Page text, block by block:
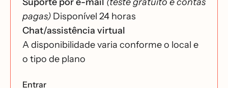
pagas) Disponível 24 horas
Chat/assistência virtual
A disponibilidade varia conforme o local e
o tipo de plano
Entrar